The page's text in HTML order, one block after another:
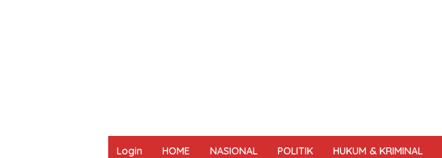
Login HOME NASIONAL POLITIK HUKUM & KRIMINAL